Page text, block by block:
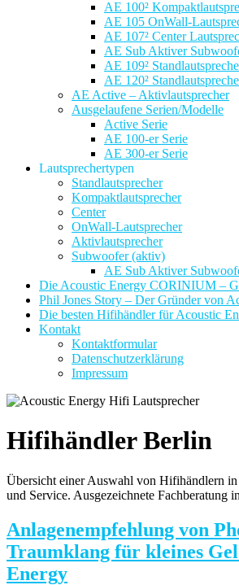
AE 100²
AE 105 OnWall-
AE 107² Center
AE Sub Aktiver
AE 109²
AE 120²
AE Active – Aktivlautsprecher
Ausgelaufene Serien/Modelle
Active Serie
AE 100-er Serie
AE 300-er Serie
Lautsprechertypen
Standlautsprecher
Kompaktlautsprecher
Center
OnWall-Lautsprecher
Aktivlautsprecher
Subwoofer (aktiv)
AE Sub Aktiver
Die Acoustic Energy CORINIUM –
Phil Jones Story – Der Gründer von
Die besten Hifihändler für Acoustic
Kontakt
Kontaktformular
Datenschutzerklärung
Impressum
Hifihändler Berlin
Übersicht einer Auswahl von Hifihändlern
und Service. Ausgezeichnete Fachberatung
Anlagenempfehlung von
Traumklang für kleines
Energy